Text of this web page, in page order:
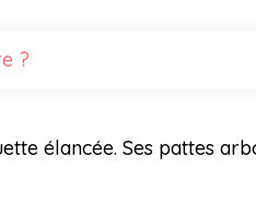
?
élancée. Ses pattes